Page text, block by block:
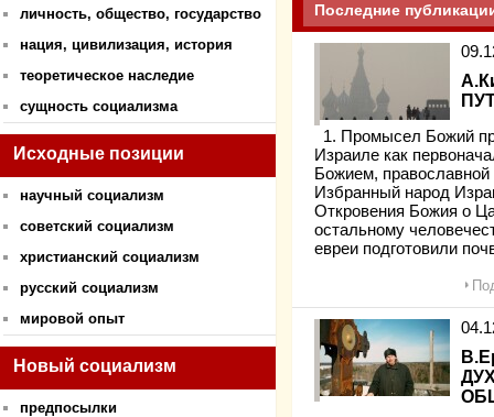
личность, общество, государство
нация, цивилизация, история
теоретическое наследие
сущность социализма
Исходные позиции
научный социализм
советский социализм
христианский социализм
русский социализм
мировой опыт
Новый социализм
предпосылки
Последние
1. Промысел Божий
Израиле как
Божием, православной
Избранный народ
Откровения Божия о
остальному
евреи подготовили